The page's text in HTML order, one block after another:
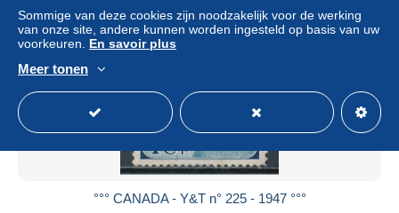
°°° CANADA - Y&T n° 225 - 1947 °°°
Sommige van deze cookies zijn noodzakelijk voor de werking
van onze site, andere kunnen worden ingesteld op basis van uw
voorkeuren. En savoir plus
Meer tonen